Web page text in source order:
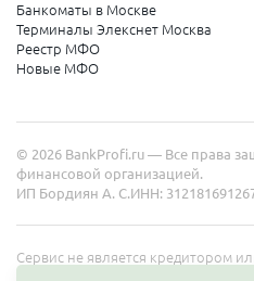
Балабаново
Балей
Барыш
Белая Холуница
Белоярский
Бердянск
Благодарный
Бокситогорск
Болотное
Брянск
Банкоматы в Москве
Терминалы Элекснет Москва
Реестр МФО
Новые МФО
© 2026 BankProfi.ru — Все права
финансовой организацией.
ИП Бордиян А. С.ИНН:
Сервис не является кредитором